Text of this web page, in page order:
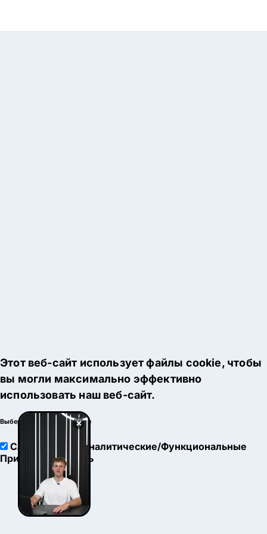
×
Этот веб-сайт использует файлы cookie, чтобы
вы могли максимально эффективно
использовать наш веб-сайт.
Выберите настройки cookie
Служебные
Аналитические/Функциональные
Принять
Настроить